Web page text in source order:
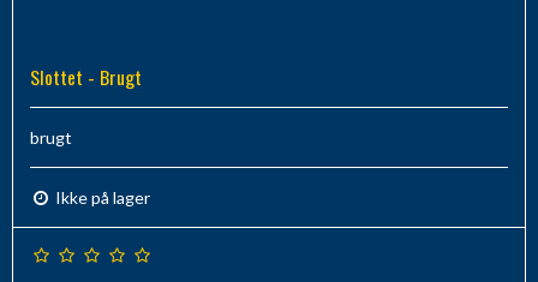
Slottet - Brugt
brugt
Ikke på lager